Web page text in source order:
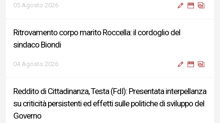
05 Agosto 2026
Ritrovamento corpo marito Roccella: il cordoglio del
sindaco Biondi
04 Agosto 2026
Reddito di Cittadinanza, Testa (FdI): Presentata interpellanza
su criticità persistenti ed effetti sulle politiche di sviluppo del
Governo